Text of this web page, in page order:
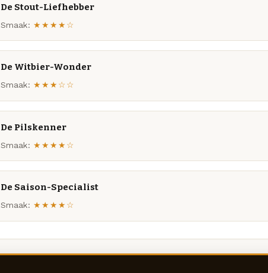
De Stout-Liefhebber
Smaak: ★★★★☆
De Witbier-Wonder
Smaak: ★★★☆☆
De Pilskenner
Smaak: ★★★★☆
De Saison-Specialist
Smaak: ★★★★☆